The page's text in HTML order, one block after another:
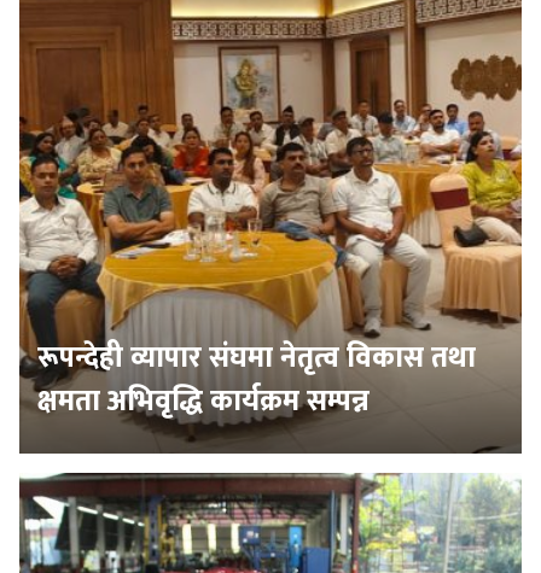
रूपन्देही व्यापार संघमा नेतृत्व विकास तथा
क्षमता अभिवृद्धि कार्यक्रम सम्पन्न